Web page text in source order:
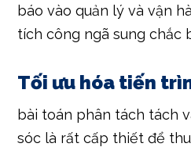
Tối ưu hóa tiến
bài toán phân tách tách
năng suất. bài toán sa
1-1 giản và 1-1 giản và
sát thành tích. bài toán